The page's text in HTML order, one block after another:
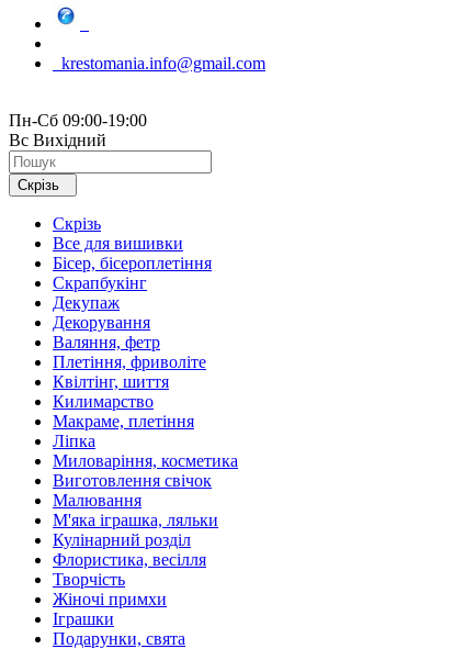
krestomania.info@gmail.com
Пн-Сб 09:00-19:00
Вс Вихідний
Скрізь
Скрізь
Все для вишивки
Бісер, бісероплетіння
Скрапбукінг
Декупаж
Декорування
Валяння, фетр
Плетіння, фриволіте
Квілтінг, шиття
Килимарство
Макраме, плетіння
Ліпка
Миловаріння, косметика
Виготовлення свічок
Малювання
М'яка іграшка, ляльки
Кулінарний розділ
Флористика, весілля
Творчість
Жіночі примхи
Іграшки
Подарунки, свята